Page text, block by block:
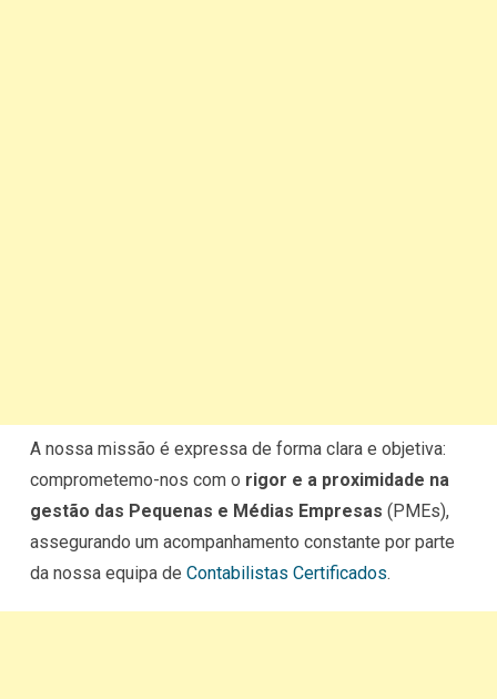
A nossa missão é expressa de forma clara e objetiva:
comprometemo-nos com o rigor e a proximidade na
gestão das Pequenas e Médias Empresas (PMEs),
assegurando um acompanhamento constante por parte
da nossa equipa de Contabilistas Certificados.